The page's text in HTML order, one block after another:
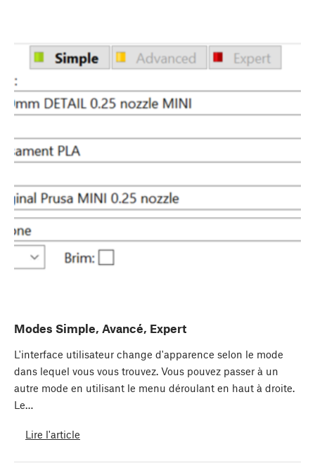
Modes Simple, Avancé, Expert
L'interface utilisateur change d'apparence selon le mode
dans lequel vous vous trouvez. Vous pouvez passer à un
autre mode en utilisant le menu déroulant en haut à droite.
Le…
Lire l'article